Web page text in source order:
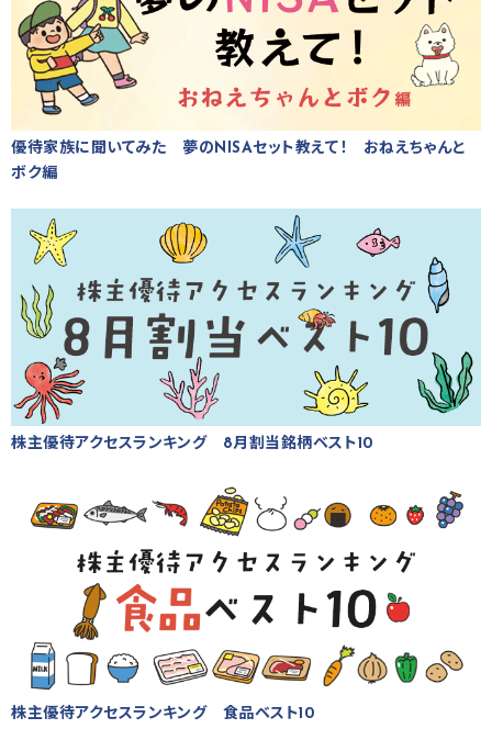
優待家族に聞いてみた 夢のNISAセット教えて！ おねえちゃんと
ボク編
株主優待アクセスランキング 8月割当銘柄ベスト10
株主優待アクセスランキング 食品ベスト10